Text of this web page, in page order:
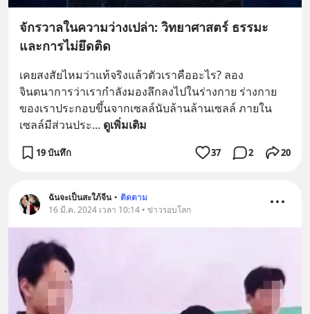
จักรวาลในความว่างเปล่า: วิทยาศาสตร์ ธรรมะ
และการไม่ยึดติด
เคยสงสัยไหมว่าแท้จริงแล้วตัวเราคืออะไร? ลอง
จินตนาการว่าเรากำลังมองลึกลงไปในร่างกาย ร่างกาย
ของเราประกอบขึ้นจากเซลล์นับล้านล้านเซลล์ ภายใน
เซลล์มีส่วนประ... ดูเพิ่มเติม
19 บันทึก 37 2 20
ฉันจะเป็นสะใภ้จีน • ติดตาม
16 มี.ค. 2024 เวลา 10:14 • ข่าวรอบโลก